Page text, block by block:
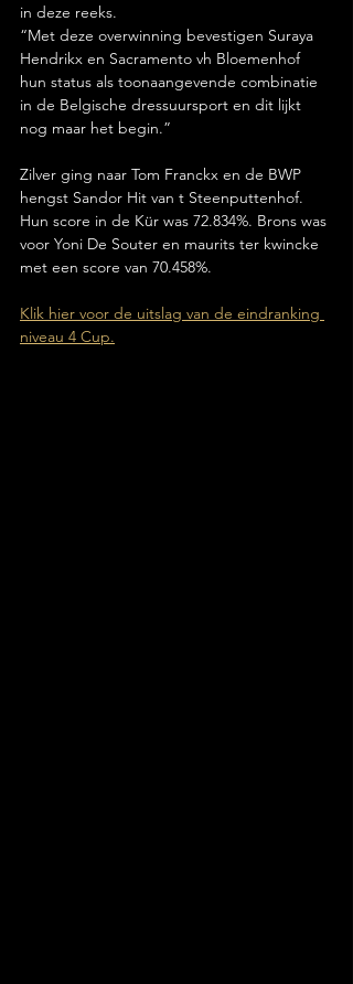
in deze reeks.
“Met deze overwinning bevestigen Suraya
Hendrikx en Sacramento vh Bloemenhof
hun status als toonaangevende combinatie
in de Belgische dressuursport en dit lijkt
nog maar het begin.”
Zilver ging naar Tom Franckx en de BWP
hengst Sandor Hit van t Steenputtenhof.
Hun score in de Kür was 72.834%. Brons was
voor Yoni De Souter en maurits ter kwincke
met een score van 70.458%.
Klik hier voor de uitslag van de eindranking
niveau 4 Cup.